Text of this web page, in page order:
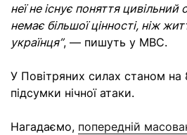
неї не існує поняття цивільний
немає більшої цінності, ніж
українця”, — пишуть у МВС.
У Повітряних силах станом на
підсумки нічної атаки.
Нагадаємо, попередній